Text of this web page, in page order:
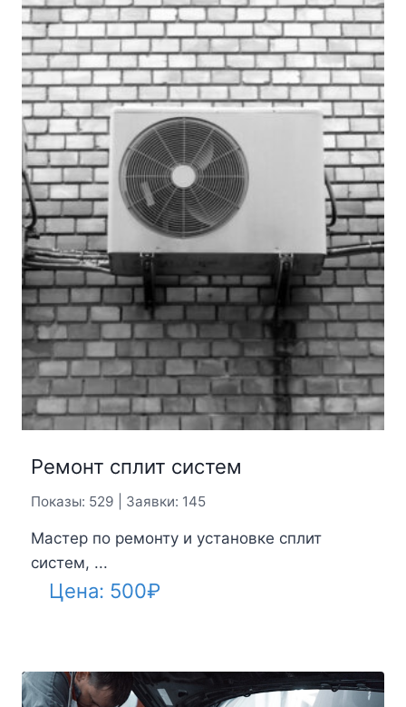
Ремонт сплит систем
Показы: 529 | Заявки: 145
Мастер по ремонту и установке сплит
систем, ...
Цена: 500₽